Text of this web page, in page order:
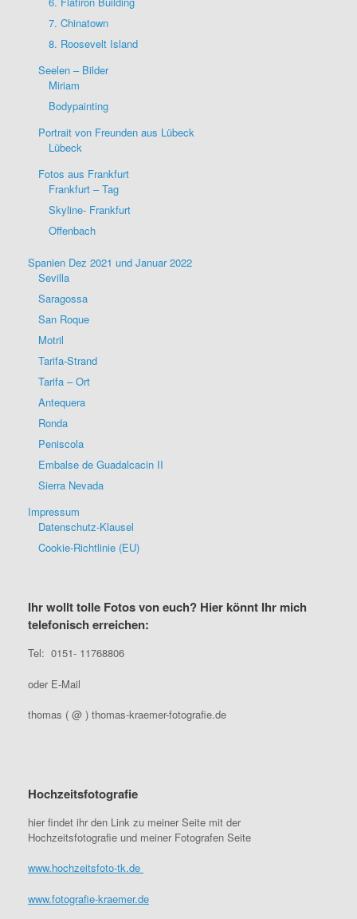
7. Chinatown
8. Roosevelt Island
Seelen – Bilder
Miriam
Bodypainting
Portrait von Freunden aus Lübeck
Lübeck
Fotos aus Frankfurt
Frankfurt – Tag
Skyline- Frankfurt
Offenbach
Spanien Dez 2021 und Januar 2022
Sevilla
Saragossa
San Roque
Motril
Tarifa-Strand
Tarifa – Ort
Antequera
Ronda
Peniscola
Embalse de Guadalcacin II
Sierra Nevada
Impressum
Datenschutz-Klausel
Cookie-Richtlinie (EU)
Ihr wollt tolle Fotos von euch? Hier könnt Ihr mich
telefonisch erreichen:
Tel: 0151- 11768806
oder E-Mail
thomas ( @ ) thomas-kraemer-fotografie.de
Hochzeitsfotografie
hier findet ihr den Link zu meiner Seite mit der
Hochzeitsfotografie und meiner Fotografen Seite
www.hochzeitsfoto-tk.de
www.fotografie-kraemer.de